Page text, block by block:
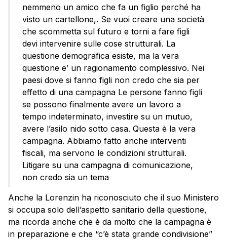
nemmeno un amico che fa un figlio perché ha
visto un cartellone,. Se vuoi creare una società
che scommetta sul futuro e torni a fare figli
devi intervenire sulle cose strutturali. La
questione demografica esiste, ma la vera
questione e’ un ragionamento complessivo. Nei
paesi dove si fanno figli non credo che sia per
effetto di una campagna Le persone fanno figli
se possono finalmente avere un lavoro a
tempo indeterminato, investire su un mutuo,
avere l’asilo nido sotto casa. Questa è la vera
campagna. Abbiamo fatto anche interventi
fiscali, ma servono le condizioni strutturali.
Litigare su una campagna di comunicazione,
non credo sia un tema
Anche la Lorenzin ha riconosciuto che il suo Ministero
si occupa solo dell’aspetto sanitario della questione,
ma ricorda anche che è da molto che la campagna è
in preparazione e che “c’è stata grande condivisione”